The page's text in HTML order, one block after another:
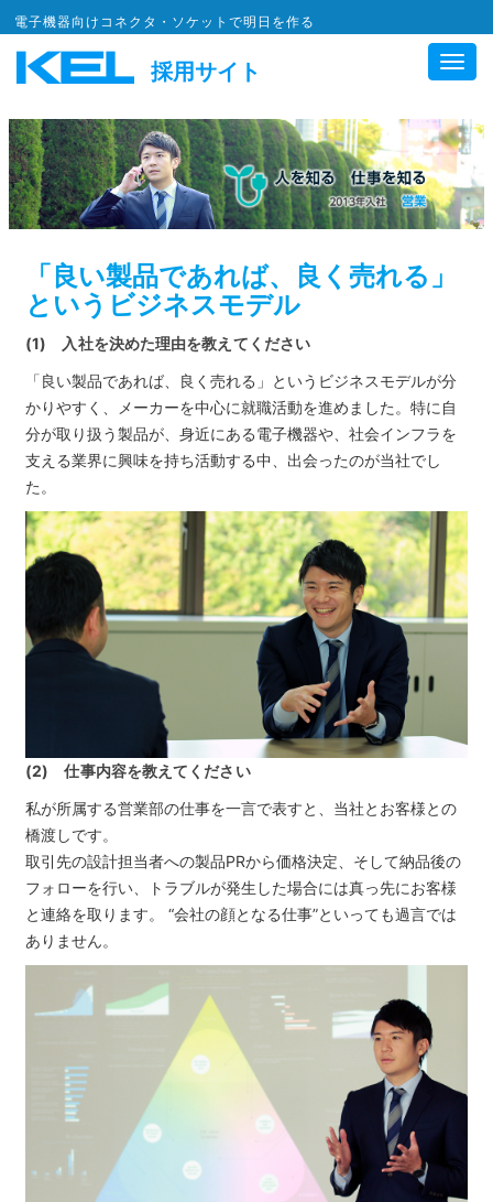
電子機器向けコネクタ・ソケットで明日を作る
採用サイト
「良い製品であれば、良く売れる」
というビジネスモデル
(1) 入社を決めた理由を教えてください
「良い製品であれば、良く売れる」というビジネスモデルが分
かりやすく、メーカーを中心に就職活動を進めました。特に自
分が取り扱う製品が、身近にある電子機器や、社会インフラを
支える業界に興味を持ち活動する中、出会ったのが当社でし
た。
(2) 仕事内容を教えてください
私が所属する営業部の仕事を一言で表すと、当社とお客様との
橋渡しです。
取引先の設計担当者への製品PRから価格決定、そして納品後の
フォローを行い、トラブルが発生した場合には真っ先にお客様
と連絡を取ります。 “会社の顔となる仕事”といっても過言では
ありません。